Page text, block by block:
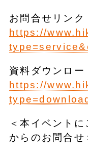
お問合せリンク
https://
資料ダウンロー
https://
＜本イベント
からのお問合せ